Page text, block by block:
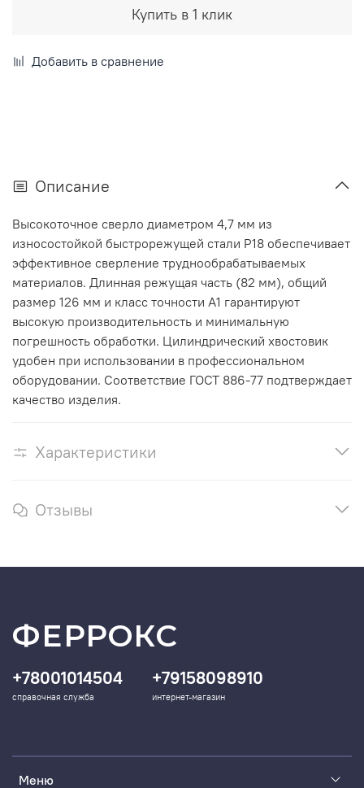
Купить в 1 клик
Добавить в сравнение
Описание
Высокоточное сверло диаметром 4,7 мм из
износостойкой быстрорежущей стали Р18 обеспечивает
эффективное сверление труднообрабатываемых
материалов. Длинная режущая часть (82 мм), общий
размер 126 мм и класс точности А1 гарантируют
высокую производительность и минимальную
погрешность обработки. Цилиндрический хвостовик
удобен при использовании в профессиональном
оборудовании. Соответствие ГОСТ 886-77 подтверждает
качество изделия.
Характеристики
Отзывы
Меню
+78001014504
справочная служба
+79158098910
интернет-магазин
ФЕРРОКС